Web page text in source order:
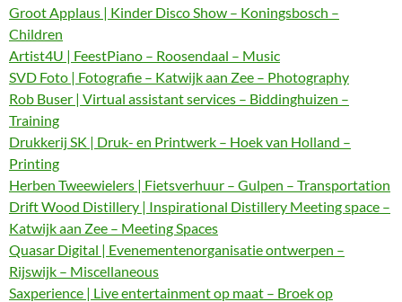
Groot Applaus | Kinder Disco Show – Koningsbosch –
Children
Artist4U | FeestPiano – Roosendaal – Music
SVD Foto | Fotografie – Katwijk aan Zee – Photography
Rob Buser | Virtual assistant services – Biddinghuizen –
Training
Drukkerij SK | Druk- en Printwerk – Hoek van Holland –
Printing
Herben Tweewielers | Fietsverhuur – Gulpen – Transportation
Drift Wood Distillery | Inspirational Distillery Meeting space –
Katwijk aan Zee – Meeting Spaces
Quasar Digital | Evenementenorganisatie ontwerpen –
Rijswijk – Miscellaneous
Saxperience | Live entertainment op maat – Broek op